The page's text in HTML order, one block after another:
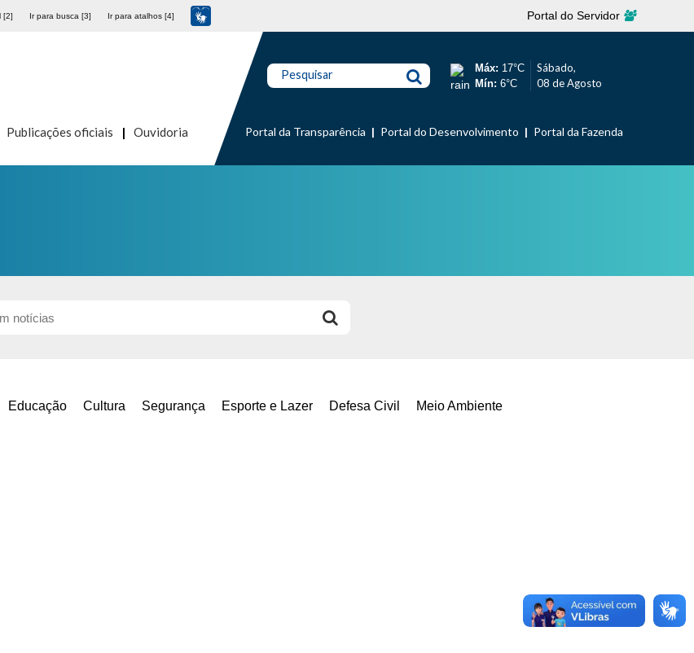
[2] Ir para busca [3] Ir para atalhos [4] Portal do Servidor
Publicações oficiais Ouvidoria
Pesquisar Máx: 17°C
Mín: 6°C
Sábado,
08 de Agosto
Portal da Transparência Portal do Desenvolvimento Portal da Fazenda
Educação Cultura Segurança Esporte e Lazer Defesa Civil Meio Ambiente